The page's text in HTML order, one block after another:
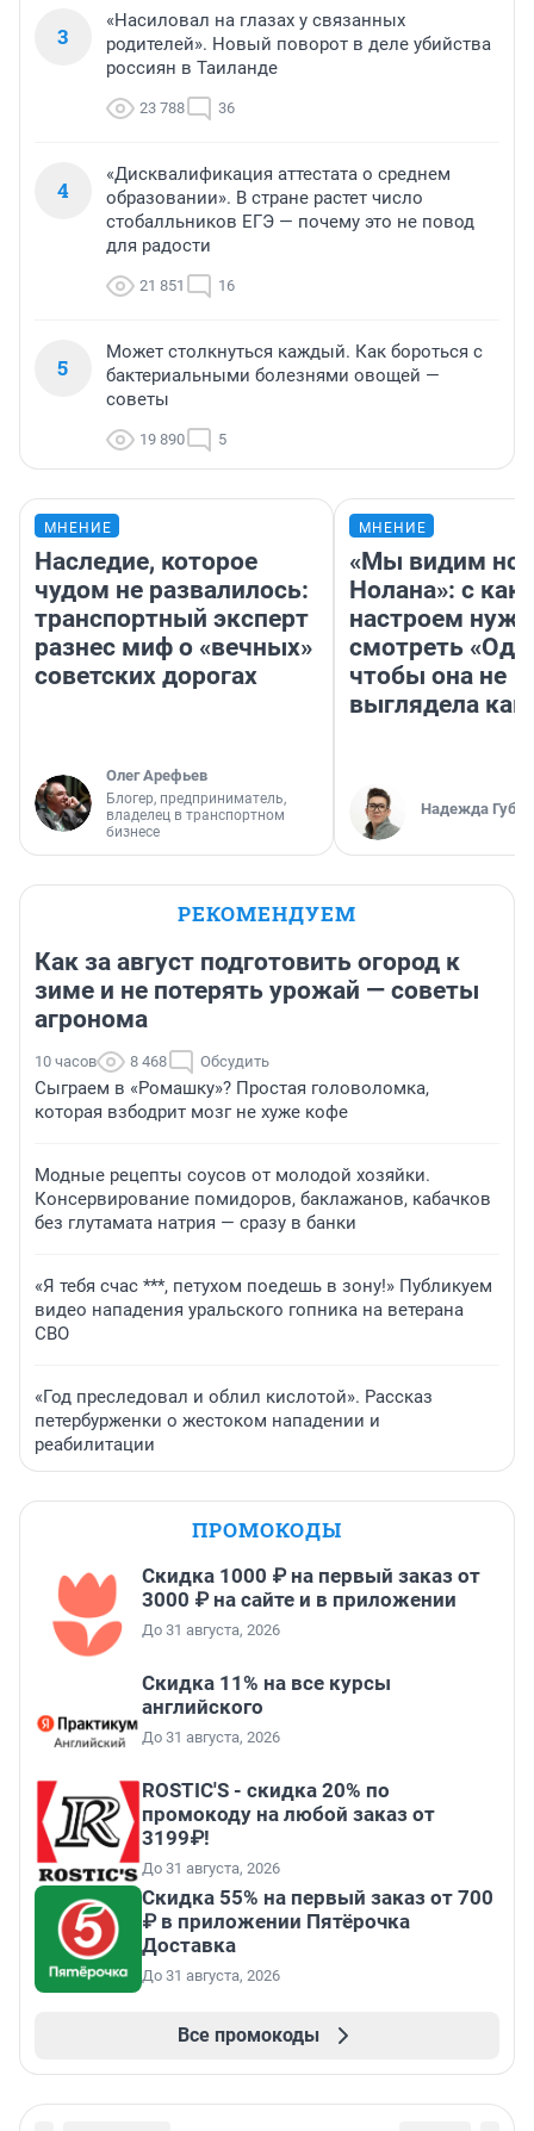
3
«Насиловал на глазах у связанных
родителей». Новый поворот в деле убийства
россиян в Таиланде
23 788 36
4
«Дисквалификация аттестата о среднем
образовании». В стране растет число
стобалльников ЕГЭ — почему это не повод
для радости
21 851 16
5
Может столкнуться каждый. Как бороться с
бактериальными болезнями овощей —
советы
19 890 5
МНЕНИЕ
Наследие, которое
чудом не развалилось:
транспортный эксперт
разнес миф о «вечных»
советских дорогах
Олег Арефьев
Блогер, предприниматель,
владелец в транспортном
бизнесе
МНЕНИЕ
«Мы видим
Нолана»: с
настроем
смотреть
чтобы она не
выглядела как
Надежда
РЕКОМЕНДУЕМ
Как за август подготовить огород к
зиме и не потерять урожай — советы
агронома
10 часов 8 468 Обсудить
Сыграем в «Ромашку»? Простая головоломка,
которая взбодрит мозг не хуже кофе
Модные рецепты соусов от молодой хозяйки.
Консервирование помидоров, баклажанов, кабачков
без глутамата натрия — сразу в банки
«Я тебя счас ***, петухом поедешь в зону!» Публикуем
видео нападения уральского гопника на ветерана
СВО
«Год преследовал и облил кислотой». Рассказ
петербурженки о жестоком нападении и
реабилитации
ПРОМОКОДЫ
Скидка 1000 ₽ на первый заказ от
3000 ₽ на сайте и в приложении
До 31 августа, 2026
Скидка 11% на все курсы
английского
До 31 августа, 2026
ROSTIC'S - скидка 20% по
промокоду на любой заказ от
3199₽!
До 31 августа, 2026
Скидка 55% на первый заказ от 700
₽ в приложении Пятёрочка
Доставка
До 31 августа, 2026
Все промокоды